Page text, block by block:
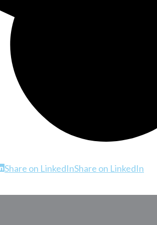
Share on LinkedInShare on LinkedIn